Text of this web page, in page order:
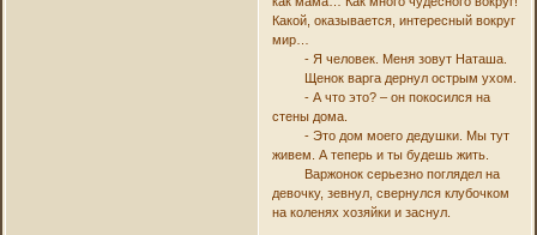
Какой, оказывается, интересный вокруг
мир…
- Я человек. Меня зовут Наташа.
Щенок варга дернул острым ухом.
- А что это? – он покосился на
стены дома.
- Это дом моего дедушки. Мы тут
живем. А теперь и ты будешь жить.
Варжонок серьезно поглядел на
девочку, зевнул, свернулся клубочком
на коленях хозяйки и заснул.